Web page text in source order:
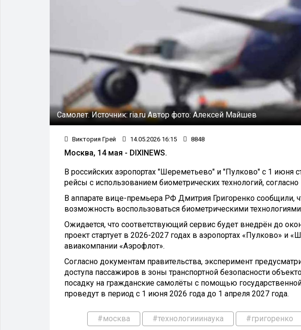
Самолет.Источник:ria.ruАвтор фото:Алексей Майшев
Виктория Грей 14.05.2026 16:15 8848
Москва, 14 мая - DIXINEWS.
В российских аэропортах "Шереметьево" и "Пулково" с 1 июня
рейсы с использованием биометрических технологий,
В аппарате вице-премьера РФ Дмитрия Григоренко сообщили,
возможность воспользоваться биометрическими
Ожидается, что соответствующий сервис будет внедрён до
проект стартует в 2026-2027 годах в аэропортах «Пулково» и
авиакомпании «Аэрофлот».
Согласно документам правительства, эксперимент
доступа пассажиров в зоны транспортной безопасности
посадку на гражданские самолёты с помощью
проведут в период с 1 июня 2026 года до 1 апреля 2027 года.
#москва #технологииинаука #григоренко